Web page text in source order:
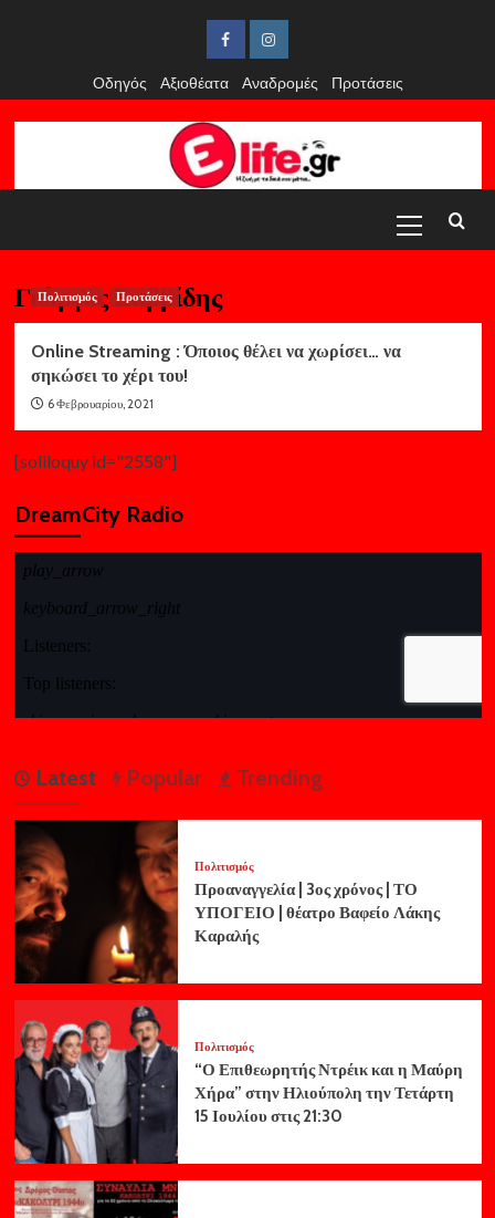
FacebookInstagram
Οδηγός
Αξιοθέατα Αναδρομές Προτάσεις
Menu
Γιώργος Σαββίδης
Πολιτισμός Προτάσεις
Online Streaming : Όποιος θέλει να χωρίσει… να
σηκώσει το χέρι του!
6 Φεβρουαρίου, 2021
[soliloquy id="2558"]
DreamCity Radio
Latest Popular Trending
Πολιτισμός
Προαναγγελία | 3ος χρόνος | ΤΟ
ΥΠΟΓΕΙΟ | θέατρο Βαφείο Λάκης
Καραλής
Πολιτισμός
“Ο Επιθεωρητής Ντρέικ και η Μαύρη
Χήρα” στην Ηλιούπολη την Τετάρτη
15 Ιουλίου στις 21:30